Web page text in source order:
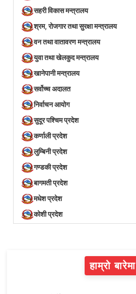
सहरी विकास मन्त्रालय
श्रम, रोजगार तथा सुरक्षा मन्त्रालय
वन तथा वातावरण मन्त्रालय
युवा तथा खेलकुद मन्त्रालय
खानेपानी मन्त्रालय
सर्वोच्च अदालत
निर्वाचन आयोग
सुदूर पश्चिम प्रदेश
कर्णाली प्रदेश
लुम्बिनी प्रदेश
गण्डकी प्रदेश
बागमती प्रदेश
मधेश प्रदेश
कोशी प्रदेश
हाम्रो बारेमा